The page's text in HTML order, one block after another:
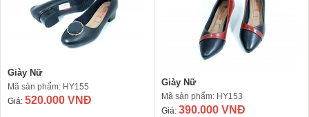
Giày Nữ
Mã sản phẩm: HY155
Giá: 520.000 VNĐ
Giày Nữ
Mã sản phẩm: HY153
Giá: 390.000 VNĐ